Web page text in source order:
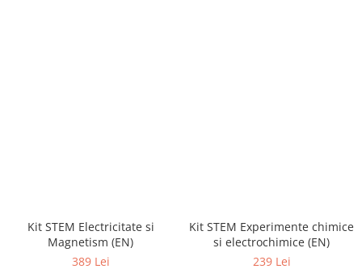
Kit STEM Electricitate si
Magnetism (EN)
389 Lei
Kit STEM Experimente chimice
si electrochimice (EN)
239 Lei